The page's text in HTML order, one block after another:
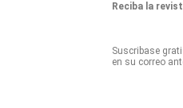
Reciba la
Suscribase
en su correo